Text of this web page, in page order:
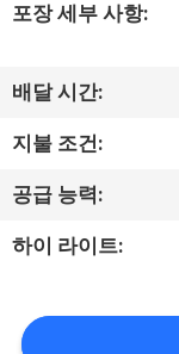
공
장
학
품
관
포장 세부 사항:
배달 시간:
지불 조건:
공급 능력:
하이 라이트: